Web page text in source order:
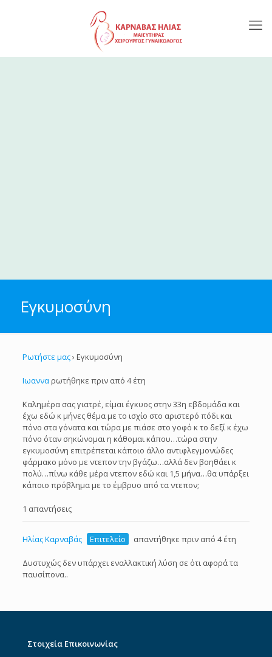
Εγκυμοσύνη
Ρωτήστε μας› Εγκυμοσύνη
Ιωανναρωτήθηκε πριν από 4 έτη
Καλημέρα σας γιατρέ, είμαι έγκυος στην 33η εβδομάδα και
έχω εδώ κ μήνες θέμα με το ισχίο στο αριστερό πόδι και
πόνο στα γόνατα και τώρα με πιάσε στο γοφό κ το δεξί κ έχω
πόνο όταν σηκώνομαι η κάθομαι κάπου…τώρα στην
εγκυμοσύνη επιτρέπεται κάποιο άλλο αντιφλεγμονώδες
φάρμακο μόνο με ντεπον την βγάζω…αλλά δεν βοηθάει κ
πολύ…πίνω κάθε μέρα ντεπον εδώ και 1,5 μήνα…θα υπάρξει
κάποιο πρόβλημα με το έμβρυο από τα ντεπον;
1 απαντήσεις
Ηλίας Καρναβάς Επιτελείο απαντήθηκε πριν από 4 έτη
Δυστυχώς δεν υπάρχει εναλλακτική λύση σε ότι αφορά τα
παυσίπονα..
Στοιχεία Επικοινωνίας